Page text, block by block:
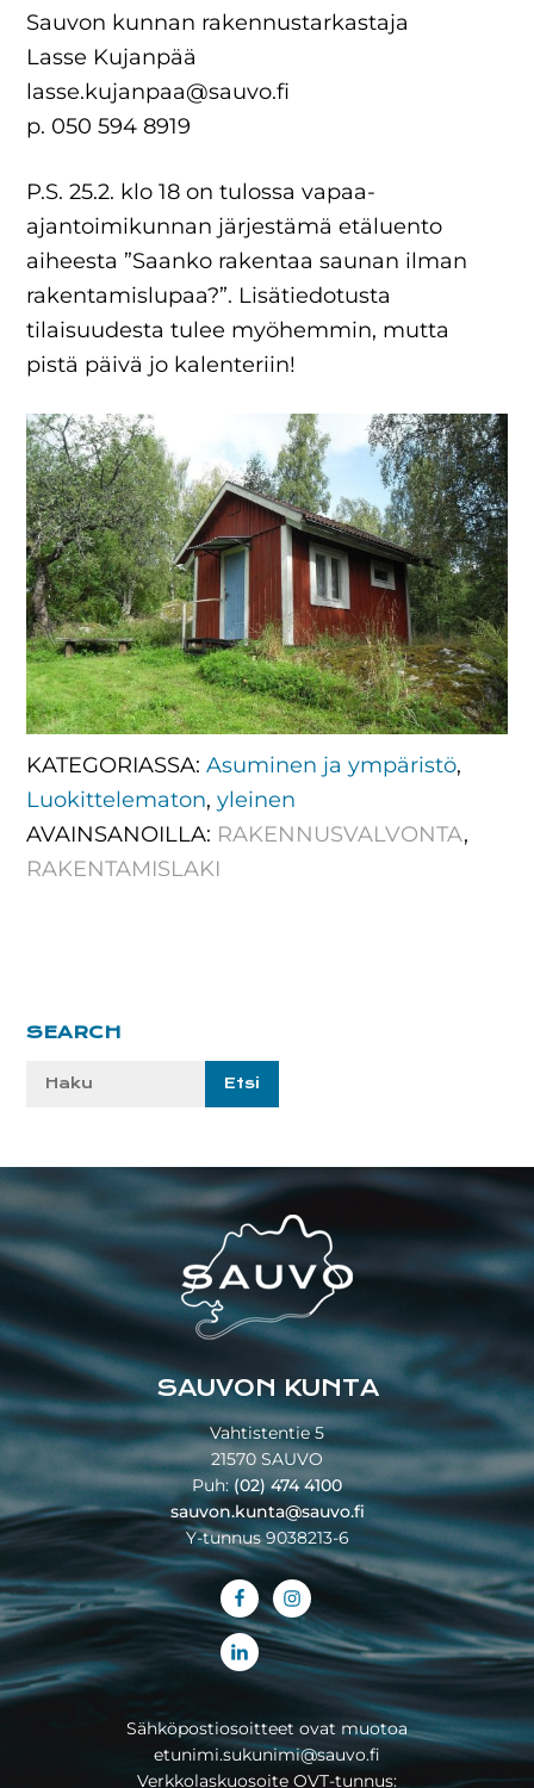
Sauvon kunnan rakennustarkastaja
Lasse Kujanpää
lasse.kujanpaa@sauvo.fi
p. 050 594 8919
P.S. 25.2. klo 18 on tulossa vapaa-
ajantoimikunnan järjestämä etäluento
aiheesta ”Saanko rakentaa saunan ilman
rakentamislupaa?”. Lisätiedotusta
tilaisuudesta tulee myöhemmin, mutta
pistä päivä jo kalenteriin!
KATEGORIASSA:Asuminen ja ympäristö,
Luokittelematon,yleinen
AVAINSANOILLA: RAKENNUSVALVONTA,
RAKENTAMISLAKI
Ensisijainen
SEARCH
Etsi
Footer
SAUVON KUNTA
Vahtistentie 5
21570 SAUVO
Puh:(02) 474 4100
sauvon.kunta@sauvo.fi
Y-tunnus 9038213-6
Sähköpostiosoitteet ovat muotoa
etunimi.sukunimi@sauvo.fi
Verkkolaskuosoite OVT-tunnus: